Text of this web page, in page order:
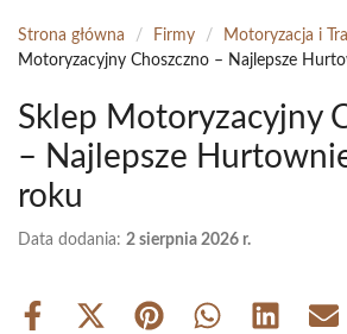
Strona główna / Firmy / Motoryzacja i
Motoryzacyjny Choszczno – Najlepsze
Sklep Motoryzacyjny
– Najlepsze
roku
Data dodania: 2 sierpnia 2026 r.
Share
Share Share Share Share